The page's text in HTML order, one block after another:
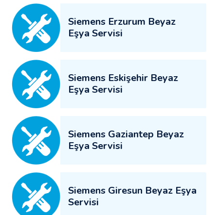
Siemens Erzurum Beyaz
Eşya Servisi
Siemens Eskişehir Beyaz
Eşya Servisi
Siemens Gaziantep Beyaz
Eşya Servisi
Siemens Giresun Beyaz Eşya
Servisi